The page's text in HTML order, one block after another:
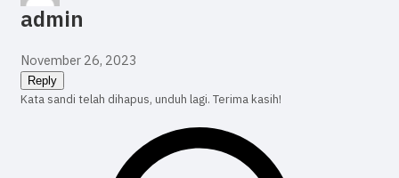
admin
November 26, 2023
Reply
Kata sandi telah dihapus, unduh lagi. Terima kasih!